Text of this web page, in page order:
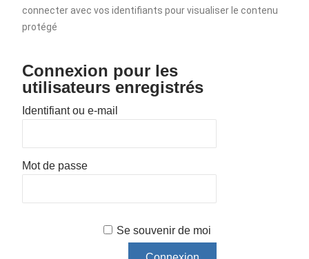
connecter avec vos identifiants pour visualiser le contenu
protégé
Connexion pour les
utilisateurs enregistrés
Identifiant ou e-mail
Mot de passe
Se souvenir de moi